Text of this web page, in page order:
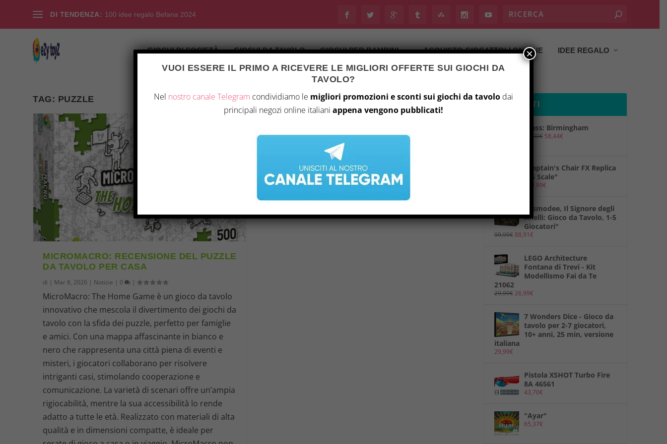
DI TENDENZA: 100 idee regalo Befana 2024
GIOCHI DI SOCIETÀ GIOCHI DA TAVOLO GIOCHI PER BAMBINI ACQUISTO GIOCATTOLI ON LINE IDEE REGALO
TAG: PUZZLE
MICROMACRO: RECENSIONE DEL PUZZLE
DA TAVOLO PER CASA
di | Mar 8, 2026 | Notizie | 0 |
MicroMacro: The Home Game è un gioco da tavolo
innovativo che mescola il divertimento dei giochi da
tavolo con la sfida dei puzzle, perfetto per famiglie
e amici. Con una mappa affascinante in bianco e
nero che rappresenta una città piena di eventi e
misteri, i giocatori collaborano per risolvere
intriganti casi, stimolando cooperazione e
comunicazione. La varietà di scenari offre un’ampia
rigiocabilità, mentre la sua accessibilità lo rende
adatto a tutte le età. Realizzato con materiali di alta
qualità e in dimensioni compatte, è ideale per
PRODOTTI
Brass: Birmingham
69,90€ 58,44€
"Captain's Chair FX Replica
1/6 Scale"
149,99€
"Asmodee, Il Signore degli
Anelli: Gioco da Tavolo, 1-5
Giocatori"
99,99€ 88,91€
LEGO Architecture
Fontana di Trevi - Kit
Modellismo Fai da Te
21062
29,99€ 26,99€
7 Wonders Dice - Gioco da
tavolo per 2-7 giocatori,
10+ anni, 25 min, versione
italiana
29,99€
Pistola XSHOT Turbo Fire
8A 46561
43,70€
"Ayar"
65,37€
VUOI ESSERE IL PRIMO A RICEVERE LE MIGLIORI OFFERTE SUI GIOCHI DA
TAVOLO?
Nel nostro canale Telegram condividiamo le migliori promozioni e sconti sui giochi da tavolodai
principali negozi online italiani appena vengono pubblicati!
×